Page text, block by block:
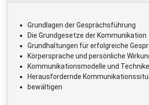
Grundlagen der Gesprächsführung
Die Grundgesetze der Kommunikation
Grundhaltungen für erfolgreiche
Körpersprache und persönliche
Kommunikationsmodelle und
Herausfordernde
bewältigen